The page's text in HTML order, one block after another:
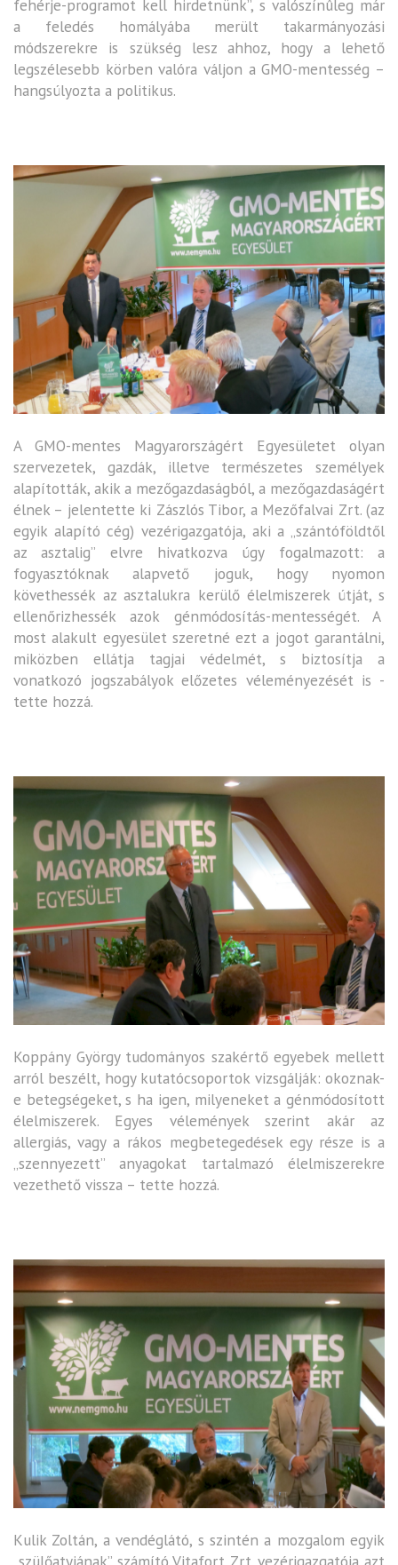
fehérje-programot kell hirdetnünk”, s valószínûleg már
a feledés homályába merült takarmányozási
módszerekre is szükség lesz ahhoz, hogy a lehető
legszélesebb körben valóra váljon a GMO-mentesség –
hangsúlyozta a politikus.
A GMO-mentes Magyarországért Egyesületet olyan
szervezetek, gazdák, illetve természetes személyek
alapították, akik a mezőgazdaságból, a mezőgazdaságért
élnek – jelentette ki Zászlós Tibor, a Mezőfalvai Zrt. (az
egyik alapító cég) vezérigazgatója, aki a „szántóföldtől
az asztalig” elvre hivatkozva úgy fogalmazott: a
fogyasztóknak alapvető joguk, hogy nyomon
követhessék az asztalukra kerülő élelmiszerek útját, s
ellenőrizhessék azok génmódosítás-mentességét. A
most alakult egyesület szeretné ezt a jogot garantálni,
miközben ellátja tagjai védelmét, s biztosítja a
vonatkozó jogszabályok előzetes véleményezését is -
tette hozzá.
Koppány György tudományos szakértő egyebek mellett
arról beszélt, hogy kutatócsoportok vizsgálják: okoznak-
e betegségeket, s ha igen, milyeneket a génmódosított
élelmiszerek. Egyes vélemények szerint akár az
allergiás, vagy a rákos megbetegedések egy része is a
„szennyezett” anyagokat tartalmazó élelmiszerekre
vezethető vissza – tette hozzá.
Kulik Zoltán, a vendéglátó, s szintén a mozgalom egyik